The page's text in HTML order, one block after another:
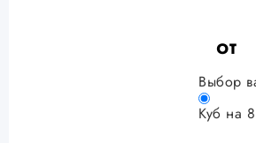
от
Выбор
Куб на 8